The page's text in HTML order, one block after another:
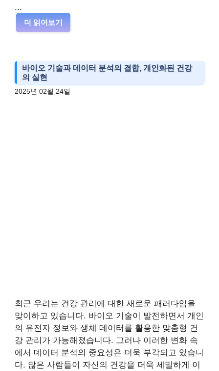
...
더 읽어보기
바이오 기술과 데이터 분석의 결합, 개인화된 건강
의 실현
2025년 02월 24일
최근 우리는 건강 관리에 대한 새로운 패러다임을
맞이하고 있습니다. 바이오 기술이 발전하면서 개인
의 유전자 정보와 생체 데이터를 활용한 맞춤형 건
강 관리가 가능해졌습니다. 그러나 이러한 변화 속
에서 데이터 분석의 중요성은 더욱 부각되고 있습니
다. 많은 사람들이 자신의 건강을 더욱 세밀하게 이